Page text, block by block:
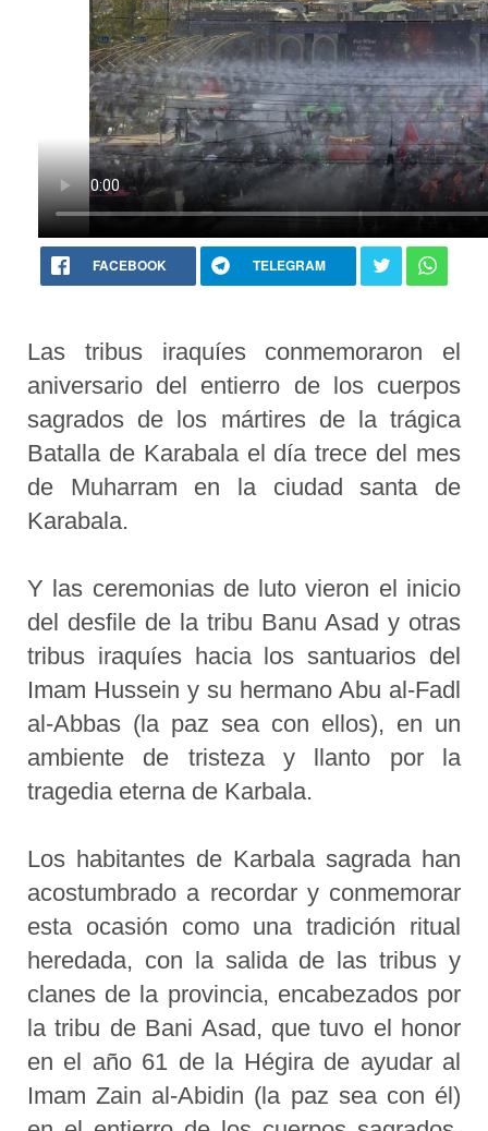
FACEBOOK TELEGRAM
Las tribus iraquíes conmemoraron el
aniversario del entierro de los cuerpos
sagrados de los mártires de la trágica
Batalla de Karabala el día trece del mes
de Muharram en la ciudad santa de
Karabala.
Y las ceremonias de luto vieron el inicio
del desfile de la tribu Banu Asad y otras
tribus iraquíes hacia los santuarios del
Imam Hussein y su hermano Abu al-Fadl
al-Abbas (la paz sea con ellos), en un
ambiente de tristeza y llanto por la
tragedia eterna de Karbala.
Los habitantes de Karbala sagrada han
acostumbrado a recordar y conmemorar
esta ocasión como una tradición ritual
heredada, con la salida de las tribus y
clanes de la provincia, encabezados por
la tribu de Bani Asad, que tuvo el honor
en el año 61 de la Hégira de ayudar al
Imam Zain al-Abidin (la paz sea con él)